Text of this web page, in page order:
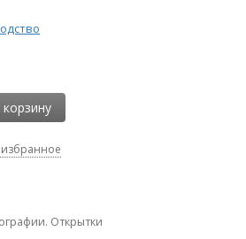
корзину
Открытки